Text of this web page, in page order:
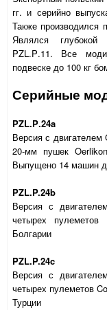
гг. и серийно
Также производился
Являлся глубокой
PZL.P.11. Все
подвеске до 100 кг
Серийные
PZL.P.24a
Версия с
20-мм пушек Oerlikon
Выпущено 14 машин
PZL.P.24b
Версия с
четырех пулеметов
Болгарии
PZL.P.24c
Версия с
четырех пулеметов
Турции